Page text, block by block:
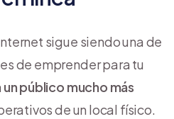
sigue siendo una de
de emprender para tu
un público mucho más
de un local físico.